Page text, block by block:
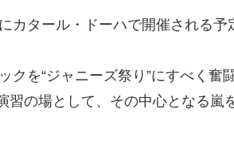
カタール・ドーハで開催される予
を“ジャニーズ祭り”にすべく奮
習の場として、その中心となる嵐